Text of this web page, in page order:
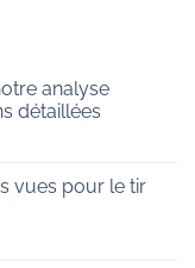
analyse
détaillées
vues pour le tir